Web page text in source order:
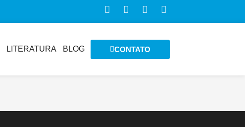
LITERATURA BLOG CONTATO